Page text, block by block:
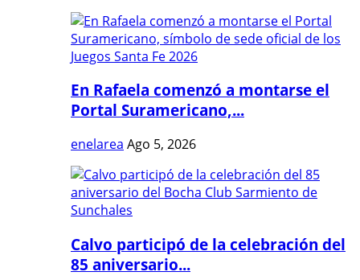
En Rafaela comenzó a montarse el
Portal Suramericano,...
enelarea Ago 5, 2026
Calvo participó de la celebración del
85 aniversario...